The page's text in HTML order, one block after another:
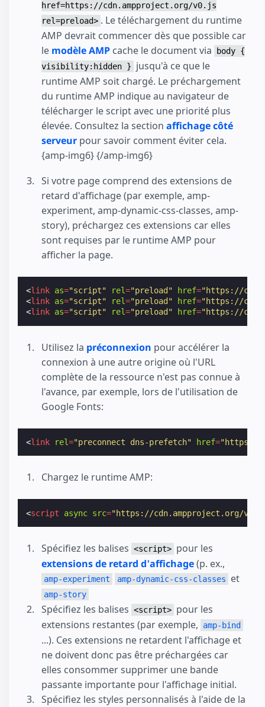
href=https://cdn.ampproject.org/v0.js
rel=preload> . Le téléchargement du runtime
AMP devrait commencer dès que possible car
le modèle AMP cache le document via
body {
visibility:hidden }
jusqu'à ce que le
runtime AMP soit chargé. Le préchargement
du runtime AMP indique au navigateur de
télécharger le script avec une priorité plus
élevée. Consultez la section affichage côté
serveur pour savoir comment éviter cela.
{amp-img6} {/amp-img6}
Si votre page comprend des extensions de
retard d'affichage (par exemple, amp-
experiment, amp-dynamic-css-classes, amp-
story), préchargez ces extensions car elles
sont requises par le runtime AMP pour
afficher la page.
<link as="script" rel="preload" href="https://
<link as="script" rel="preload" href="https://
<link as="script" rel="preload" href="https://
Utilisez la préconnexion pour accélérer la
connexion à une autre origine où l'URL
complète de la ressource n'est pas connue à
l'avance, par exemple, lors de l'utilisation de
Google Fonts:
<link rel="preconnect dns-prefetch" href="https://
Chargez le runtime AMP:
<script async src="https://cdn.ampproject.org/
Spécifiez les balises <script> pour les
extensions de retard d'affichage(p. ex.,
amp-experiment amp-dynamic-css-classes et
amp-story
Spécifiez les balises <script> pour les
extensions restantes (par exemple,
amp-bind
...). Ces extensions ne retardent l'affichage et
ne doivent donc pas être préchargées car
elles consommer supprimer une bande
passante importante pour l'affichage initial.
Spécifiez les styles personnalisés à l'aide de la